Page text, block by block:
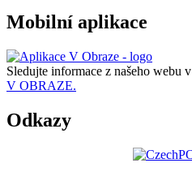
Mobilní aplikace
Sledujte informace z našeho webu v
V OBRAZE.
Odkazy